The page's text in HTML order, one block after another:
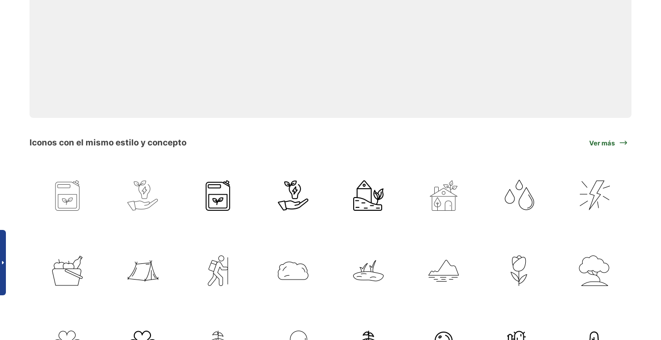
Iconos con el mismo estilo y concepto Ver más